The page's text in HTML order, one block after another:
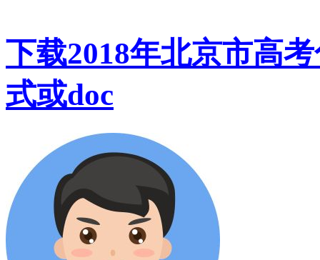
下载2018年北京市高
式或doc